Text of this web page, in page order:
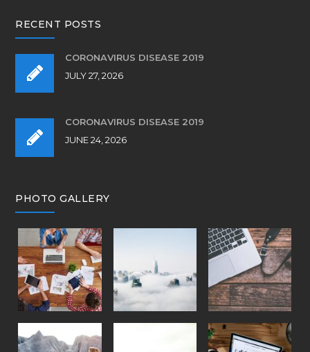
RECENT POSTS
CORONAVIRUS DISEASE 2019
JULY 27, 2026
CORONAVIRUS DISEASE 2019
JUNE 24, 2026
PHOTO GALLERY